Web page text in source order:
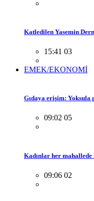
Katledilen Yasemin
15:41 03
EMEK/EKONOMİ
Gıdaya erişim: Yoksula
09:02 05
Kadınlar her
09:06 02